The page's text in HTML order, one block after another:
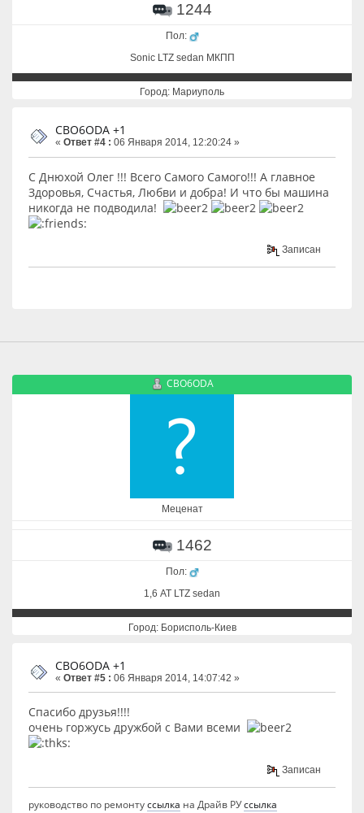
1244
Пол:
Sonic LTZ sedan МКПП
Город: Мариуполь
CBO6ODA +1
« Ответ #4 : 06 Января 2014, 12:20:24 »
С Днюхой Олег !!! Всего Самого Самого!!! А главное
Здоровья, Счастья, Любви и добра! И что бы машина
никогда не подводила!
Записан
CBO6ODA
Меценат
1462
Пол:
1,6 АТ LTZ sedan
Город: Борисполь-Киев
CBO6ODA +1
« Ответ #5 : 06 Января 2014, 14:07:42 »
Спасибо друзья!!!!
очень горжусь дружбой с Вами всеми
Записан
руководство по ремонтуссылка на Драйв РУссылка